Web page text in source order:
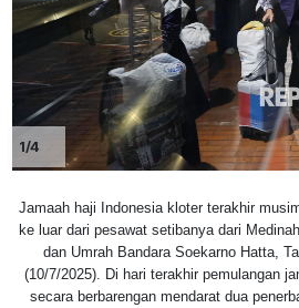
1/4
Jamaah haji Indonesia kloter terakhir
ke luar dari pesawat setibanya dari
dan Umrah Bandara Soekarno Hatta,
(10/7/2025). Di hari terakhir pemulangan
secara berbarengan mendarat dua